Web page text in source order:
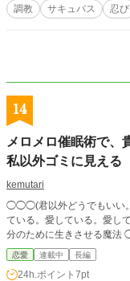
調教 サキュバス 忍び
14
メロメロ催眠術で、
私以外ゴミに見える
kemutari
◯◯◯(君以外どうでもいい
ている。愛している。愛している。 好きな人を依存させて記憶
恋愛 連載中 長編
24h.ポイント 7pt